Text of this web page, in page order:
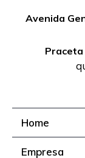
Avenida
Praceta
Home
Empresa